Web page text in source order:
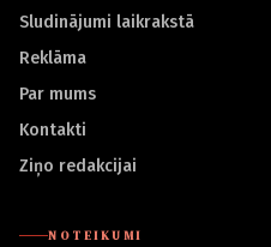
Sludinājumi laikrakstā
Reklāma
Par mums
Kontakti
Ziņo redakcijai
NOTEIKUMI